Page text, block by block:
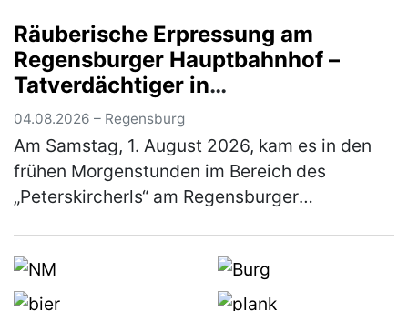
aus Hessen stammende Pkw-Fahrer. Hierbei
überholt…(mehr)
Räuberische Erpressung am
Regensburger Hauptbahnhof –
Tatverdächtiger in
Untersuchungshaft
04.08.2026 – Regensburg
Am Samstag, 1. August 2026, kam es in den
frühen Morgenstunden im Bereich des
„Peterskircherls“ am Regensburger
Mannes. Ein…